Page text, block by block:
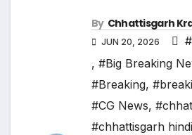
By Chhattisgarh
JUN 20, 2026
, #Big Breaking
#Breaking,
#CG News,
#chhattisgarh